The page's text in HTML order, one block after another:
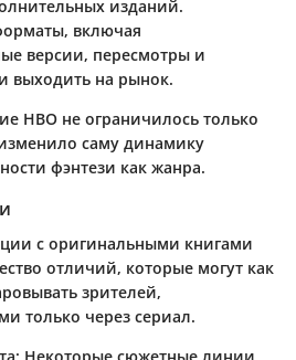
изданий.
включая
версии, пересмотры и
выходить на рынок.
HBO не ограничилось только
саму динамику
фэнтези как жанра.
с оригинальными книгами
отличий, которые могут как
зрителей,
только через сериал.